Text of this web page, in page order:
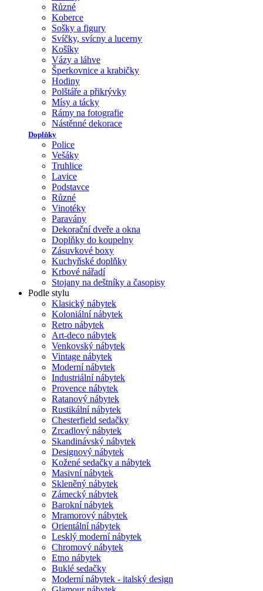
Různé
Koberce
Sošky a figury
Svíčky, svícny a lucerny
Košíky
Vázy a láhve
Šperkovnice a krabičky
Hodiny
Polštáře a přikrývky
Mísy a tácky
Rámy na fotografie
Nástěnné dekorace
Doplňky
Police
Vešáky
Truhlice
Lavice
Podstavce
Různé
Vinotéky
Paravány
Dekorační dveře a okna
Doplňky do koupelny
Zásuvkové boxy
Kuchyňské doplňky
Krbové nářadí
Stojany na deštníky a časopisy
Podle stylu
Klasický nábytek
Koloniální nábytek
Retro nábytek
Art-deco nábytek
Venkovský nábytek
Vintage nábytek
Moderní nábytek
Industriální nábytek
Provence nábytek
Ratanový nábytek
Rustikální nábytek
Chesterfield sedačky
Zrcadlový nábytek
Skandinávský nábytek
Designový nábytek
Kožené sedačky a nábytek
Masivní nábytek
Skleněný nábytek
Zámecký nábytek
Barokní nábytek
Mramorový nábytek
Orientální nábytek
Lesklý moderní nábytek
Chromový nábytek
Etno nábytek
Buklé sedačky
Moderní nábytek - italský design